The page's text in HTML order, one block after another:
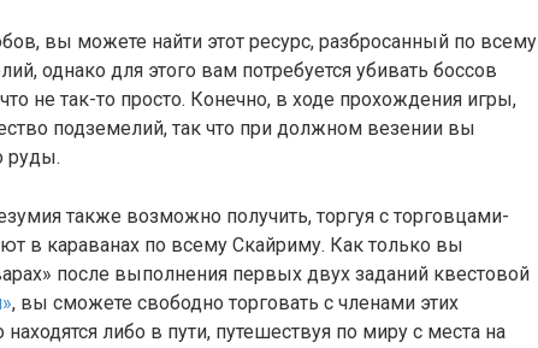
вы можете найти этот ресурс, разбросанный по всему
однако для этого вам потребуется убивать боссов
не так-то просто. Конечно, в ходе прохождения игры,
подземелий, так что при должном везении вы
руды.
также возможно получить, торгуя с торговцами-
в караванах по всему Скайриму. Как только вы
после выполнения первых двух заданий квестовой
, вы сможете свободно торговать с членами этих
либо в пути, путешествуя по миру с места на